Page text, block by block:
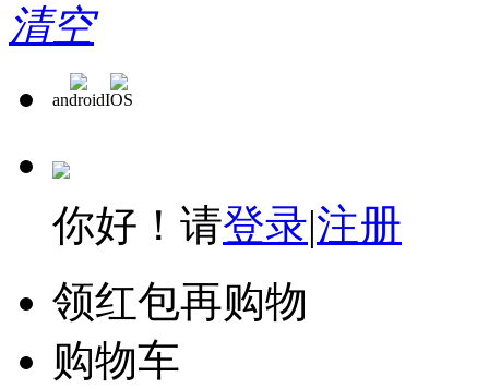
清空
androidIOS
你好！请登录|注册
领红包再购物
购物车